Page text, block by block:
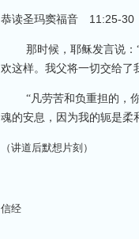
恭读圣玛窦福音 11:25-30
那时候，耶稣发言说
欢这样。我父将一切交给了
“凡劳苦和负重担的，
魂的安息，因为我的轭是
（讲道后默想片刻）
信经